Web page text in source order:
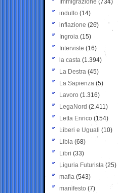
Immigrazione (734)
indulto (14)
inflazione (26)
Ingroia (15)
Interviste (16)
la casta (1.394)
La Destra (45)
La Sapienza (5)
Lavoro (1.316)
LegaNord (2.411)
Letta Enrico (154)
Liberi e Uguali (10)
Libia (68)
Libri (33)
Liguria Futurista (25)
mafia (543)
manifesto (7)